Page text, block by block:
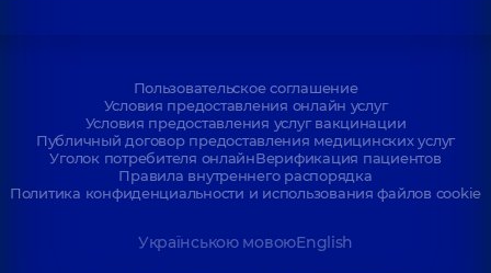
Пользовательское соглашение
Условия предоставления онлайн услуг
Условия предоставления услуг вакцинации
Публичный договор предоставления медицинских услуг
Уголок потребителя онлайнВерификация пациентов
Правила внутреннего распорядка
Политика конфиденциальности и использования файлов cookie
Українською мовоюEnglish